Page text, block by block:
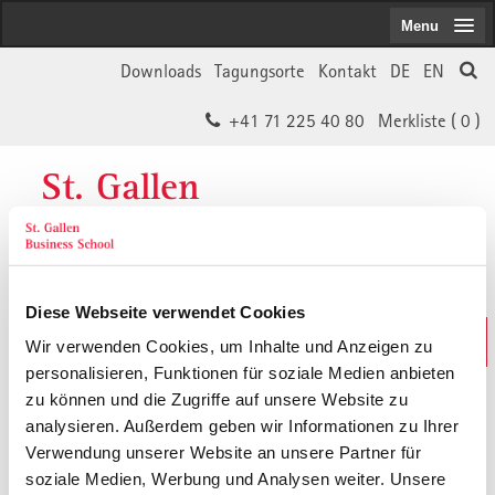
Diese Webseite verwendet Cookies
Wir verwenden Cookies, um Inhalte und Anzeigen zu
personalisieren, Funktionen für soziale Medien anbieten
zu können und die Zugriffe auf unsere Website zu
analysieren. Außerdem geben wir Informationen zu Ihrer
Verwendung unserer Website an unsere Partner für
soziale Medien, Werbung und Analysen weiter. Unsere
EN
DE
Kontakt
Tagungsorte
Downloads
Merkliste ( 0 )
+41 71 225 40 80
St. Gallen
Business School
Weiterbildungs-Suche
In 30 Sekunden das Passende finden
Menu
Der von Ihnen gesuchte Inhalt ist